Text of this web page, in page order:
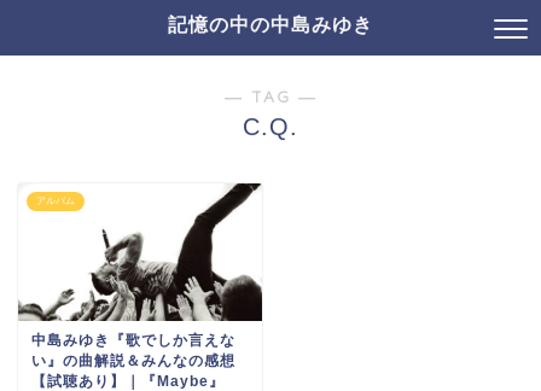
記憶の中の中島みゆき
― TAG ―
C.Q.
アルバム
中島みゆき『歌でしか言えな
い』の曲解説＆みんなの感想
【試聴あり】｜『Maybe』